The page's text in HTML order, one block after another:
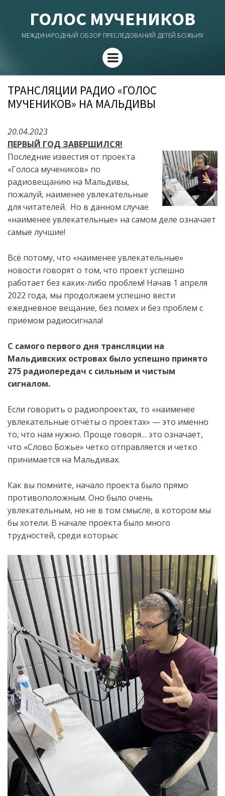
ГОЛОС МУЧЕНИКОВ
МЕЖДУНАРОДНЫЙ ОБЗОР ПРЕСЛЕДОВАНИЙ ДЕТЕЙ БОЖЬИХ
Menu
ТРАНСЛЯЦИИ РАДИО «ГОЛОС
МУЧЕНИКОВ» НА МАЛЬДИВЫ
20.04.2023
ПЕРВЫЙ ГОД ЗАВЕРШИЛСЯ!
Последние известия от проекта
«Голоса мучеников» по
радиовещанию на Мальдивы,
пожалуй, наименее увлекательные
для читателей. Но в данном случае
«наименее увлекательные» на самом деле означает
самые лучшие!
Всё потому, что «наименее увлекательные»
новости говорят о том, что проект успешно
работает без каких-либо проблем! Начав 1 апреля
2022 года, мы продолжаем успешно вести
ежедневное вещание, без помех и без проблем с
приёмом радиосигнала!
С самого первого дня трансляции на
Мальдивских островах было успешно принято
275 радиопередач с сильным и чистым
сигналом.
Если говорить о радиопроектах, то «наименее
увлекательные отчёты о проектах» — это именно
то, что нам нужно. Проще говоря… это означает,
что «Слово Божье» четко отправляется и четко
принимается на Мальдивах.
Как вы помните, начало проекта было прямо
противоположным. Оно было очень
увлекательным, но не в том смысле, в котором мы
бы хотели. В начале проекта было много
трудностей, среди которых: